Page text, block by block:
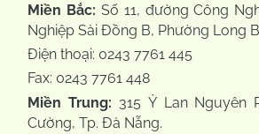
Miền Bắc: Số 11, đường Công
Nghiệp Sài Đồng B, Phường Long
Điện thoại: 0243 7761 445
Fax: 0243 7761 448
Miền Trung: 315 Ỷ Lan Nguyên
Cường, Tp. Đà Nẵng.